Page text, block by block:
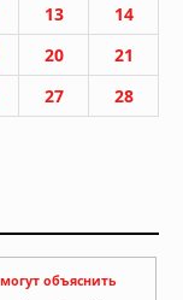
13
14
20
21
27
28
объяснить